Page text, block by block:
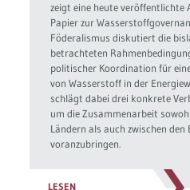
zeigt eine heute veröffentlichte
Papier zur
Föderalismus diskutiert die
betrachteten
politischer Koordination für
von Wasserstoff in der
schlägt dabei drei konkrete
um die Zusammenarbeit
Ländern als auch zwischen den
voranzubringen.
LESEN